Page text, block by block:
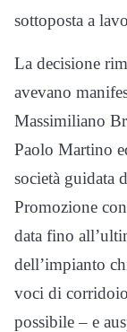
sottoposta a
La decisione
avevano
Massimiliano
Paolo Martino
società guidata
Promozione
data fino
dell’impianto
voci di
possibile – e